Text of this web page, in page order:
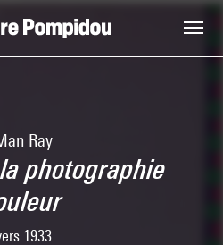
Ray
photographie
1933